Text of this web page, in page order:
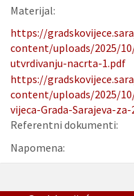
Materijal:
https://
content/uploads/2025/
utvrdivanju-nacrta-1.pdf
https://
content/uploads/2025/
vijeca-Grada-Sarajeva-
Referentni dokumenti:
Napomena: